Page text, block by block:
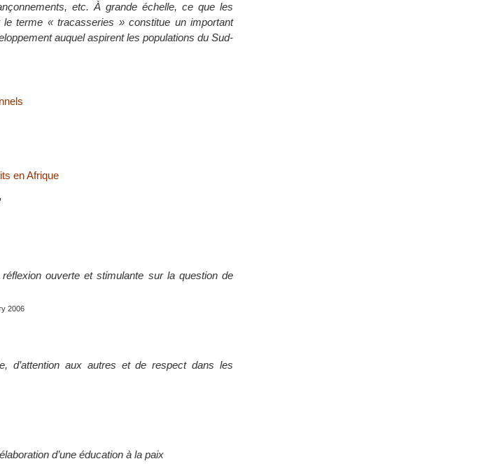
etc. À grande échelle, ce que les
terme « tracasseries » constitue un important
auquel aspirent les populations du Sud-
en Afrique
ouverte et stimulante sur la question de
2006
d’attention aux autres et de respect dans les
d’une éducation à la paix